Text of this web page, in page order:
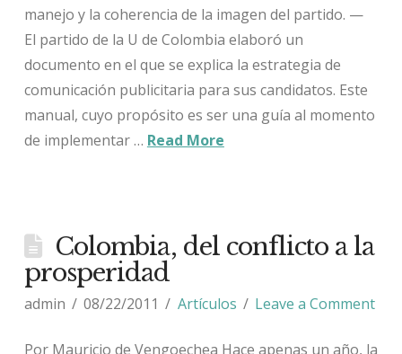
manejo y la coherencia de la imagen del partido. —
El partido de la U de Colombia elaboró un
documento en el que se explica la estrategia de
comunicación publicitaria para sus candidatos. Este
manual, cuyo propósito es ser una guía al momento
de implementar … Read More
Colombia, del conflicto a la
prosperidad
admin 08/22/2011 Artículos Leave a Comment
Por Mauricio de Vengoechea Hace apenas un año, la